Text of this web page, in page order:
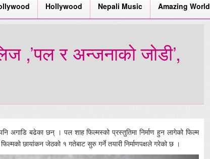
Hollywood Nepali Music Amazing World
,’पल र अन्जनाको जोडी’,
अगाडि बढेका छन् । पल शाह फिल्मस्को प्रस्तुतिमा निर्माण हुन लागेको फिल्म
छायांकन जेठको १ गतेबाट सुरु गर्ने तयारी निर्माणपक्षले गरेको छ ।